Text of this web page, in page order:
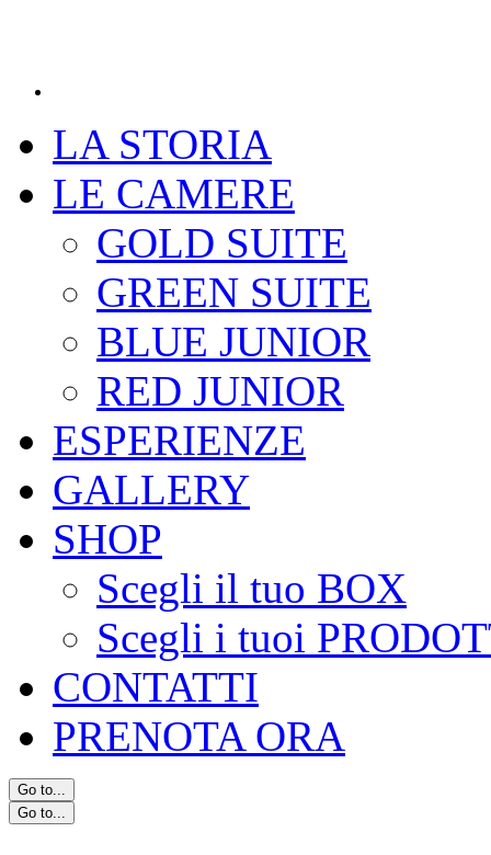
LA STORIA
LE CAMERE
GOLD SUITE
GREEN SUITE
BLUE JUNIOR
RED JUNIOR
ESPERIENZE
GALLERY
SHOP
Scegli il tuo BOX
Scegli i tuoi
CONTATTI
PRENOTA ORA
Go to...
Go to...